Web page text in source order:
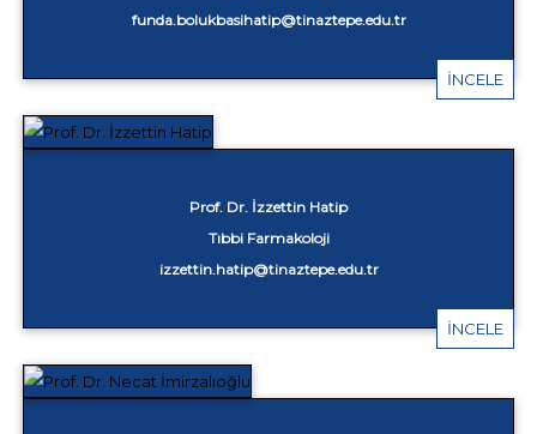
funda.bolukbasihatip@tinaztepe.edu.tr
İNCELE
Prof. Dr. İzzettin Hatip
Tıbbi Farmakoloji
izzettin.hatip@tinaztepe.edu.tr
İNCELE